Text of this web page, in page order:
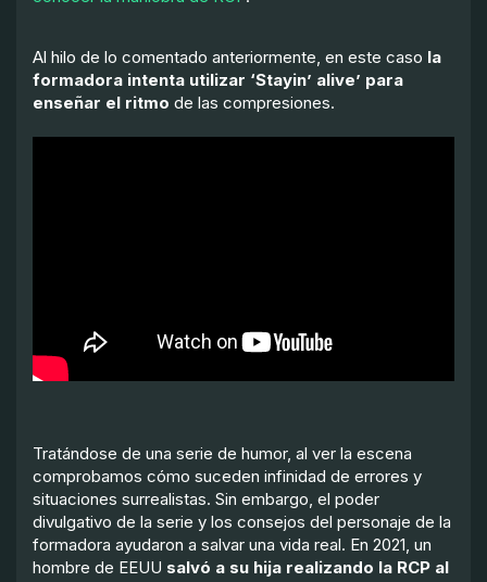
Al hilo de lo comentado anteriormente, en este caso la
formadora intenta utilizar ‘Stayin’ alive’ para
enseñar el ritmo de las compresiones.
Tratándose de una serie de humor, al ver la escena
comprobamos cómo suceden infinidad de errores y
situaciones surrealistas. Sin embargo, el poder
divulgativo de la serie y los consejos del personaje de la
formadora ayudaron a salvar una vida real. En 2021, un
hombre de EEUU salvó a su hija realizando la RCP al